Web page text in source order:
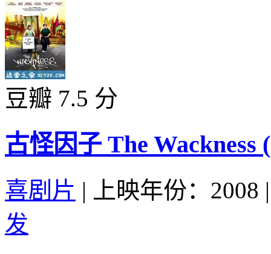
豆瓣 7.5 分
古怪因子 The Wackness
喜剧片 | 上映年份：2008 |
发